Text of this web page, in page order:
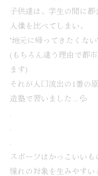
子供達は、学生の間に
人像を比べてしまい、
"地元に帰ってきたくない
(もちろん違う理由で都
ます)
それが人口流出の1番の
造塾で習いました…💦
スポーツはかっこいいも
憧れの対象を生みやすい